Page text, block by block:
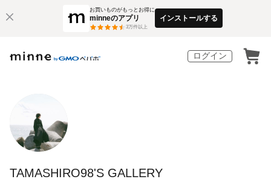
お買いものがもっとお得に
minneのアプリ
3万件以上
インストールする
ログイン
TAMASHIRO98'S GALLERY